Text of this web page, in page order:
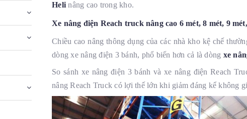
Heli nâng cao trong kho.
Xe nâng điện Reach truck nâng cao 6 mét, 8 mét, 9
Chiều cao nâng thông dụng của các nhà kho kệ chế
dòng xe nâng điện 3 bánh, phổ biến hơn cả là dòng xe
So sánh xe nâng điện 3 bánh và xe nâng điện Reach
nâng Reach Truck có lợi thế lớn khi giảm đáng kể không